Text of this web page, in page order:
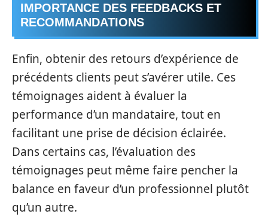
IMPORTANCE DES FEEDBACKS ET
RECOMMANDATIONS
Enfin, obtenir des retours d’expérience de
précédents clients peut s’avérer utile. Ces
témoignages aident à évaluer la
performance d’un mandataire, tout en
facilitant une prise de décision éclairée.
Dans certains cas, l’évaluation des
témoignages peut même faire pencher la
balance en faveur d’un professionnel plutôt
qu’un autre.